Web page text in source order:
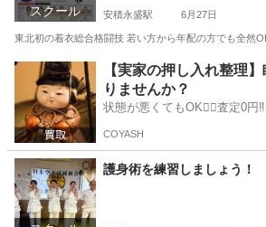
スクール 安積永盛駅 6月27日
東北初の着衣総合格闘技 若い方から年配の方でも全然
福島 郡山市 安積永盛駅 空手/他格闘技
【実家の押し入れ整理
りませんか？
状態が悪くてもOK🙆‍♀️査定0円‼️
COYASH
護身術を練習しましょう！